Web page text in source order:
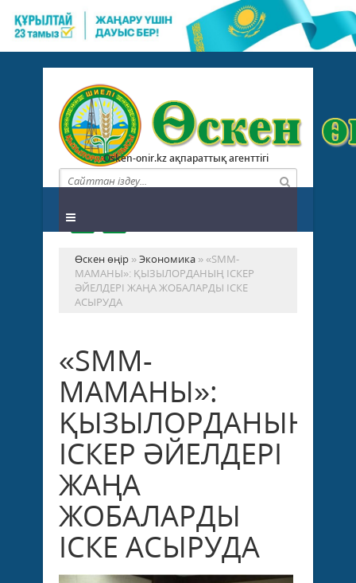
Osken-onir.kz ақпараттық агенттігі
Өскен өңір »Экономика » «SMM-
МАМАНЫ»: ҚЫЗЫЛОРДАНЫҢ ІСКЕР
ӘЙЕЛДЕРІ ЖАҢА ЖОБАЛАРДЫ ІСКЕ
АСЫРУДА
«SMM-
МАМАНЫ»:
ҚЫЗЫЛОРДАНЫҢ
ІСКЕР ӘЙЕЛДЕРІ
ЖАҢА
ЖОБАЛАРДЫ
ІСКЕ АСЫРУДА